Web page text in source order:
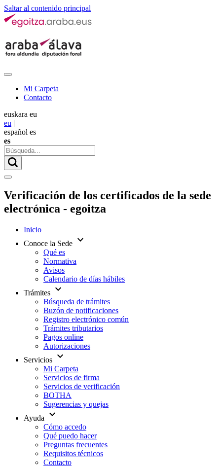
Saltar al contenido principal
Mi Carpeta
Contacto
euskara eu
eu |
español es
es
Verificación de los certificados de la sede
electrónica - egoitza
Inicio
Conoce la Sede expand_more
Qué es
Normativa
Avisos
Calendario de días hábiles
Trámites expand_more
Búsqueda de trámites
Buzón de notificaciones
Registro electrónico común
Trámites tributarios
Pagos online
Autorizaciones
Servicios expand_more
Mi Carpeta
Servicios de firma
Servicios de verificación
BOTHA
Sugerencias y quejas
Ayuda
expand_more
Cómo accedo
Qué puedo hacer
Preguntas frecuentes
Requisitos técnicos
Contacto